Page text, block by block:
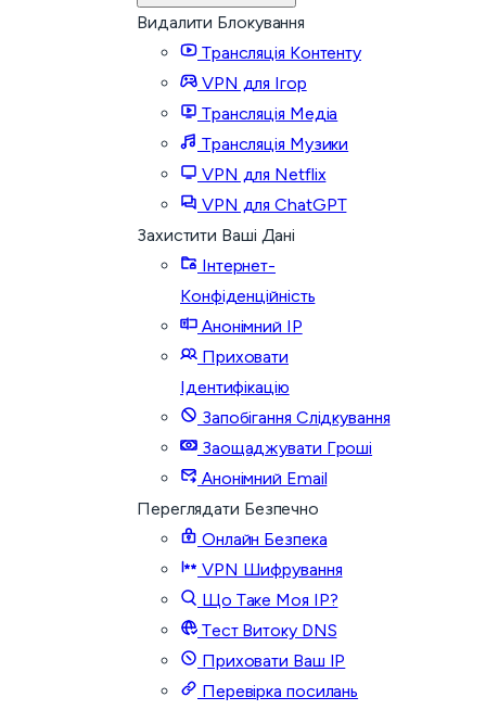
Видалити Блокування
Трансляція Контенту
VPN для Ігор
Трансляція Медіа
Трансляція Музики
VPN для Netflix
VPN для ChatGPT
Захистити Ваші Дані
Інтернет-
Конфіденційність
Анонімний IP
Приховати
Ідентифікацію
Запобігання Слідкування
Заощаджувати Гроші
Анонімний Email
Переглядати Безпечно
Онлайн Безпека
VPN Шифрування
Що Таке Моя IP?
Тест Витоку DNS
Приховати Ваш IP
Перевірка посилань